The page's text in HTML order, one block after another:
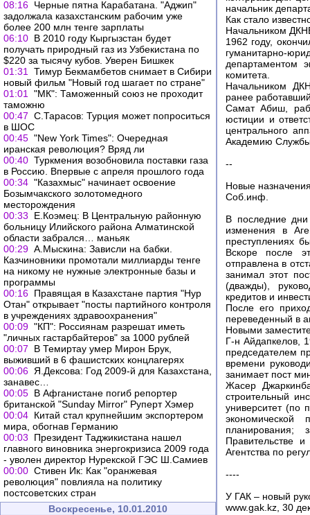
08:16 Черные пятна Карабатана. "Аджип"
задолжала казахстанским рабочим уже
более 200 млн тенге зарплаты
06:10 В 2010 году Кыргызстан будет
получать природный газ из Узбекистана по
$220 за тысячу кубов. Уверен Бишкек
01:31
Тимур Бекмамбетов снимает в Сибири
новый фильм "Новый год шагает по стране"
01:01
"МК": Таможенный союз не проходит
таможню
00:47 С.Тарасов: Турция может попроситься
в ШОС
00:45 "New York Times": Очередная
иранская революция? Вряд ли
00:40 Туркмения возобновила поставки газа
в Россию. Впервые с апреля прошлого года
00:34 "Казахмыс" начинает освоение
Бозымчакского золотомедного
месторождения
00:33
Е.Коэмец: В Центральную районную
больницу Илийского района Алматинской
области забрался… маньяк
00:29 А.Мыскина: Зависли на бабки.
Казчиновники промотали миллиарды тенге
на никому не нужные электронные базы и
программы
00:16 Правящая в Казахстане партия "Нур
Отан" открывает "посты партийного контроля
в учреждениях здравоохранения"
00:09 "КП": Россиянам разрешат иметь
"личных гастарбайтеров" за 1000 рублей
00:07
В Темиртау умер Мирон Брук,
выживший в 6 фашистских концлагерях
00:06 Я.Дексова: Год 2009-й для Казахстана,
занавес…
00:05 В Афганистане погиб репортер
британской "Sunday Mirror" Руперт Хэмер
00:04 Китай стал крупнейшим экспортером
мира, обогнав Германию
00:03
Президент Таджикистана нашел
главного виновника энергокризиса 2009 года
- уволен директор Нурекской ГЭС Ш.Самиев
00:00 Стивен Ик: Как "оранжевая
революция" повлияла на политику
постсоветских стран
Воскресенье, 10.01.2010
начальник
Как стало
Начальником
1962 году,
гуманитарно-
департаментом
комитета.
Начальником
ранее
Самат Абиш,
юстиции и
центрального
Академию Службы
--
Новые
Соб.инф.
В последние дни
изменения в
преступлениях
Вскоре после
отправлена в
занимал этот
(дважды),
кредитов и
После его
переведенный в
Новыми
Г-н Айдапкелов,
председателем
времени
занимает пост
Жасер
строительный
университет (по
экономической
планирования;
Правительстве
Агентства по
----
У ГАК – новый
www.gak.kz, 30